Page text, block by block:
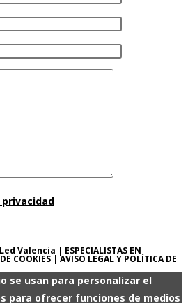
Valencia | ESPECIALISTAS EN
COOKIES AVISO LEGAL Y POLÍTICA DE
se usan para personalizar el
para ofrecer funciones de medios